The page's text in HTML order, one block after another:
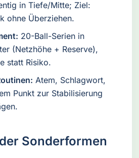
in Tiefe/Mitte; Ziel:
ohne Überziehen.
20-Ball-Serien in
(Netzhöhe + Reserve),
statt Risiko.
Atem, Schlagwort,
Punkt zur Stabilisierung
Sonderformen